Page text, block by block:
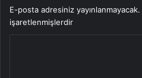
E-posta adresiniz yayınlanmayacak.
işaretlenmişlerdir